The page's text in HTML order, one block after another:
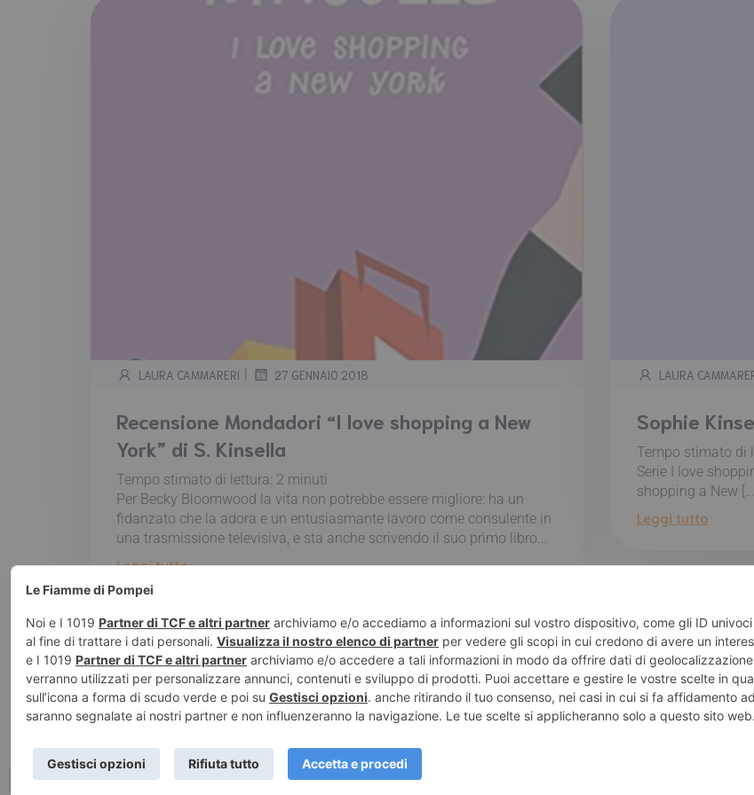
LAURA CAMMARERI | 27 GENNAIO 2018
Recensione Mondadori “I love shopping a New
York” di S. Kinsella
Tempo stimato di lettura: 2 minuti
Per Becky Bloomwood la vita non potrebbe essere migliore: ha un
fidanzato che la adora e un entusiasmante lavoro come consulente in
una trasmissione televisiva, e sta anche scrivendo il suo primo libro...
Leggi tutto
LAURA
Sophie
Tempo stimato di
Serie I love
shopping a New
Leggi tutto
© 2026 Le Fiamme di Pompei – Recensioni di libri e articoli sulla